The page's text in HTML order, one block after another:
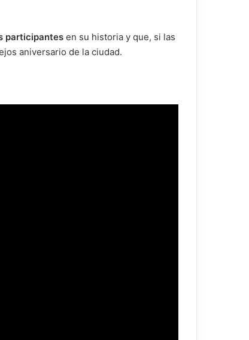
participantes en su historia y que, si las
aniversario de la ciudad.